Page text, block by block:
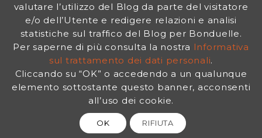
L’obiettivo di Bonduelle è ispirare la transizione verso una dieta a
base vegetale per contribuire al benessere delle persone e del
pianeta. In questo contesto si inserisce InOrto, simbolo dell’amore
per la terra e del rispetto dell’ambiente.
INFORMATIVA PRIVACY| NOTE LEGALI
© 2026 Bonduelle InOrto
valutare l’utilizzo del Blog da parte del visitatore
e/o dell’Utente e redigere relazioni e analisi
statistiche sul traffico del Blog per Bonduelle.
Per saperne di più consulta la nostra Informativa
sul trattamento dei dati personali.
Cliccando su “OK” o accedendo a un qualunque
elemento sottostante questo banner, acconsenti
all’uso dei cookie.
OK RIFIUTA